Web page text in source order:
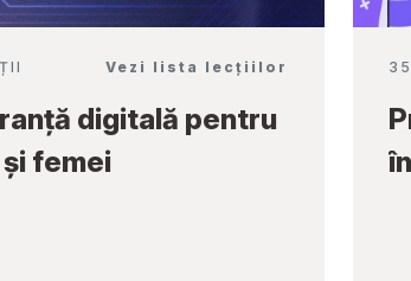
Vezi lista lecțiilor
digitală pentru
femei